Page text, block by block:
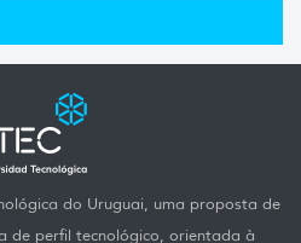
do Uruguai, uma proposta de
de perfil tecnológico, orientada à